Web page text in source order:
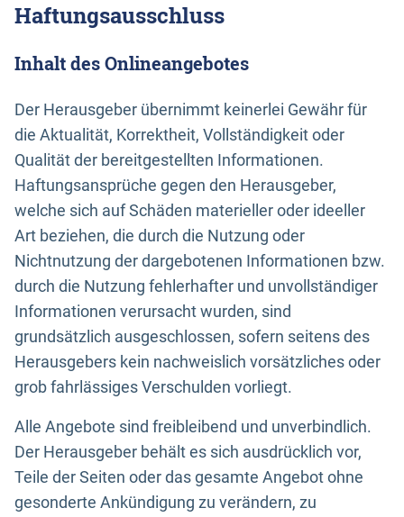
Haftungsausschluss
Inhalt des Onlineangebotes
Der Herausgeber übernimmt keinerlei Gewähr für
die Aktualität, Korrektheit, Vollständigkeit oder
Qualität der bereitgestellten Informationen.
Haftungsansprüche gegen den Herausgeber,
welche sich auf Schäden materieller oder ideeller
Art beziehen, die durch die Nutzung oder
Nichtnutzung der dargebotenen Informationen bzw.
durch die Nutzung fehlerhafter und unvollständiger
Informationen verursacht wurden, sind
grundsätzlich ausgeschlossen, sofern seitens des
Herausgebers kein nachweislich vorsätzliches oder
grob fahrlässiges Verschulden vorliegt.
Alle Angebote sind freibleibend und unverbindlich.
Der Herausgeber behält es sich ausdrücklich vor,
Teile der Seiten oder das gesamte Angebot ohne
gesonderte Ankündigung zu verändern, zu